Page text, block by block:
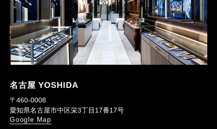
名古屋 YOSHIDA
〒460-0008
愛知県名古屋市中区栄3丁目17番17号
Google Map